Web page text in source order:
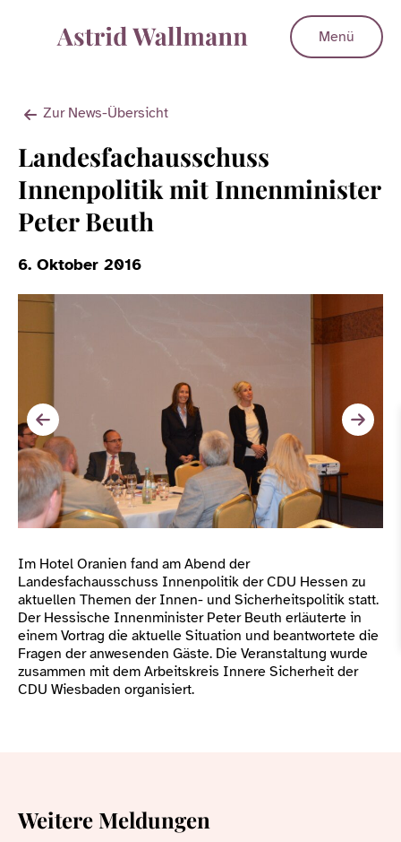
Menü
Zur News-Übersicht
Landesfachausschuss
Innenpolitik mit Innenminister
Peter Beuth
6. Oktober 2016
Im Hotel Oranien fand am Abend der
Landesfachausschuss Innenpolitik der CDU Hessen zu
aktuellen Themen der Innen- und Sicherheitspolitik statt.
Der Hessische Innenminister Peter Beuth erläuterte in
einem Vortrag die aktuelle Situation und beantwortete die
Fragen der anwesenden Gäste. Die Veranstaltung wurde
zusammen mit dem Arbeitskreis Innere Sicherheit der
CDU Wiesbaden organisiert.
Weitere Meldungen